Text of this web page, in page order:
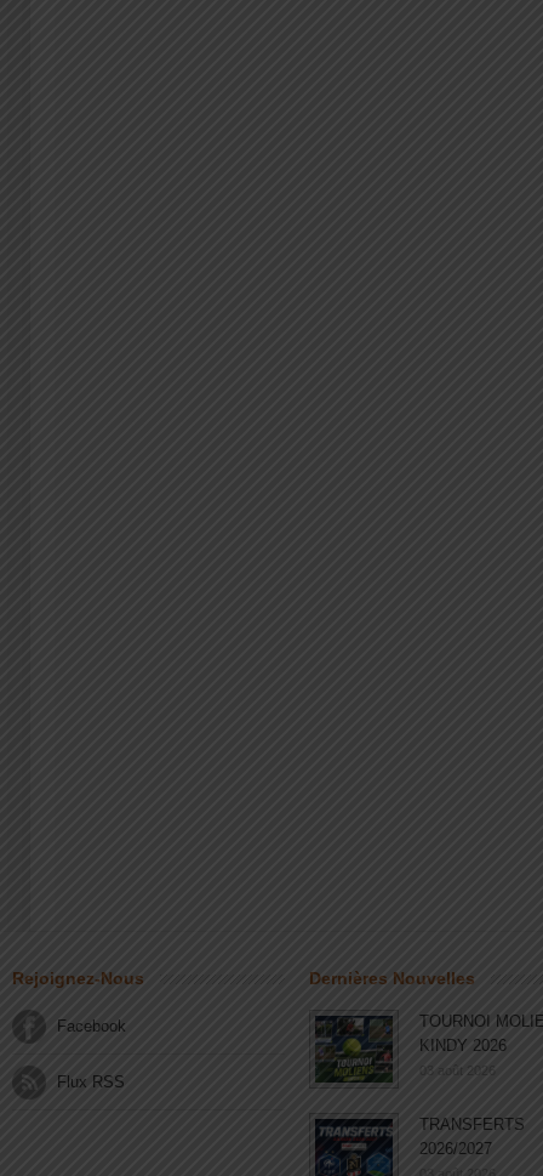
Rejoignez-Nous
Facebook
Flux RSS
Dernières Nouvelles
TOURNOI
KINDY 2026
03 août 2026
TRANSFERTS
2026/2027